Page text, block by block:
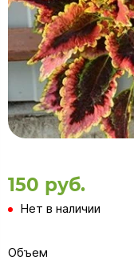
150 руб.
Нет в наличии
Объем